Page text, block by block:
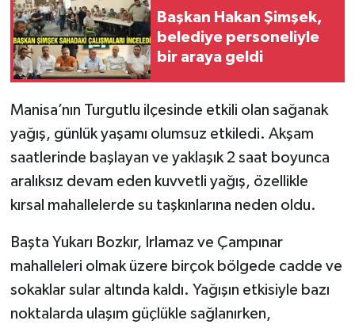
Başkan Hakan Şimşek,
belediye personeliyle
bir araya geldi
Manisa’nın Turgutlu ilçesinde etkili olan sağanak
yağış, günlük yaşamı olumsuz etkiledi. Akşam
saatlerinde başlayan ve yaklaşık 2 saat boyunca
aralıksız devam eden kuvvetli yağış, özellikle
kırsal mahallelerde su taşkınlarına neden oldu.
Başta Yukarı Bozkır, Irlamaz ve Çampınar
mahalleleri olmak üzere birçok bölgede cadde ve
sokaklar sular altında kaldı. Yağışın etkisiyle bazı
noktalarda ulaşım güçlükle sağlanırken,
Video